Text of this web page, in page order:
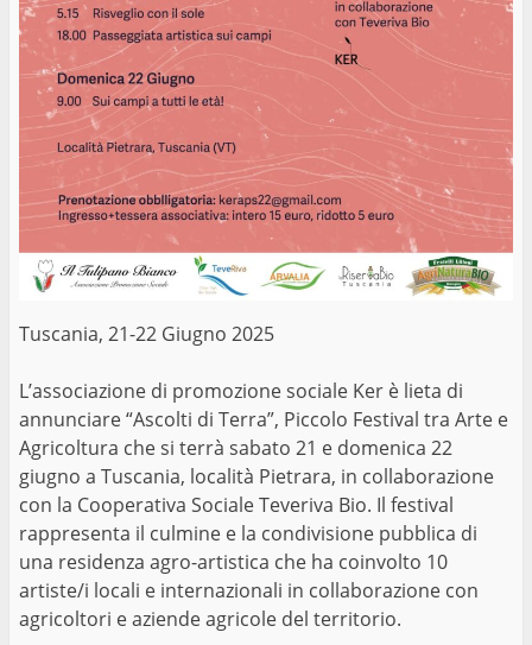
Tuscania, 21-22 Giugno 2025
L’associazione di promozione sociale Ker è lieta di
annunciare “Ascolti di Terra”, Piccolo Festival tra Arte e
Agricoltura che si terrà sabato 21 e domenica 22
giugno a Tuscania, località Pietrara, in collaborazione
con la Cooperativa Sociale Teveriva Bio. Il festival
rappresenta il culmine e la condivisione pubblica di
una residenza agro-artistica che ha coinvolto 10
artiste/i locali e internazionali in collaborazione con
agricoltori e aziende agricole del territorio.